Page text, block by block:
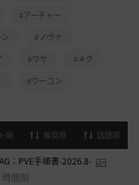
#アーチャー
#ノヴァ
#ウサ
#メグ
#ウーコン
順 推奨順 話題順
：PVE手順書-2026.8-
時間前